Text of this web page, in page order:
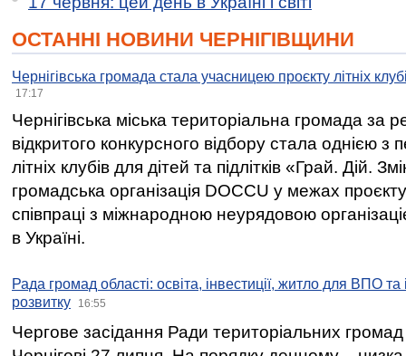
ОСТАННІ НОВИНИ ЧЕРНІГІВЩИНИ
Чернігівська громада стала учасницею проєкту літніх
17:17
Чернігівська міська територіальна громада за
відкритого конкурсного відбору стала однією
літніх клубів для дітей та підлітків «Грай. Дій.
громадська організація DOCCU у межах
співпраці з міжнародною неурядовою
в Україні.
Рада громад області: освіта, інвестиції, житло для ВПО
розвитку
16:55
Чергове засідання Ради територіальних громад